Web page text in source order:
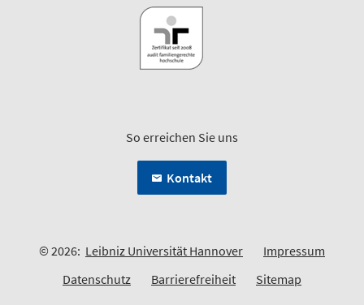
So erreichen Sie uns
Kontakt
© 2026: Leibniz Universität Hannover
Impressum
Datenschutz
Barrierefreiheit Sitemap